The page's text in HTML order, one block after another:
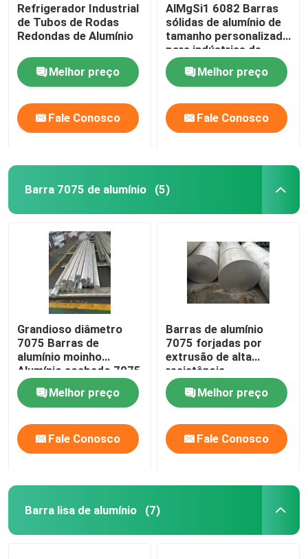
Refrigerador Industrial
de Tubos de Rodas
Redondas de Alumínio
Melhor preço
Fale Conosco
AlMgSi1 6082 Barras
sólidas de alumínio de
tamanho personalizado
para indústrias de
engenharia estrutural
Melhor preço
Fale Conosco
Barra 7075 de alumínio (5)
Grandioso diâmetro
7075 Barras de
alumínio moinho
Alumínio acabado 7075
T651 Astm Standard
Melhor preço
Fale Conosco
Barras de alumínio
7075 forjadas por
extrusão de alta
resistência
Melhor preço
Fale Conosco
Barra lisa de alumínio (7)